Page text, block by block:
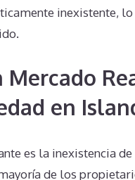
inexistente,
Mercado
en
es la inexistencia
de los